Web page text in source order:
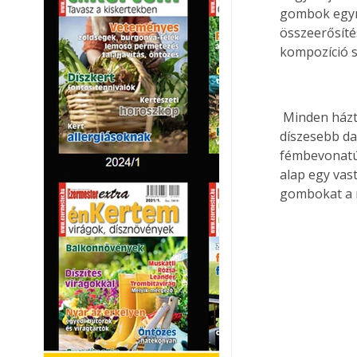
gombok
kompozíció
díszesebb
alap egy
gombokat a